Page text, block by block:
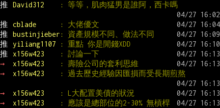
推 David312 : 等等，肌肉猛男是誰阿，西卡嗎
推 cblade
: 大佬優文
推
bustinjieber : 資產規模不同、做法不同
推
yiliang1107
: 重點 你是閒錢XDD
推
x156w423
: 討論一下
→
x156w423
: 壽險公司的套利思維
→
x156w423 : 過去歷史經驗因匯損而受長期煎熬
→ x156w423
: L大配置美債的狀況
→
x156w423 : 應該是總部位的2-30% 無槓桿